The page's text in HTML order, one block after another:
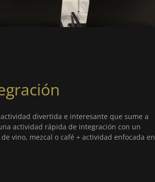
divertida e interesante que sume a
actividad rápida de integración con un
vino, mezcal o café + actividad enfocada en